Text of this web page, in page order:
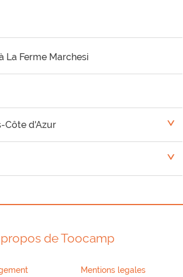
La Ferme Marchesi
Côte d'Azur <
<
de Toocamp
Mentions legales